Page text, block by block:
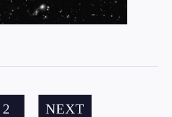
2 NEXT